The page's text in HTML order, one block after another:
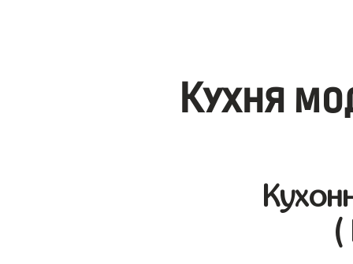
Кухня
(